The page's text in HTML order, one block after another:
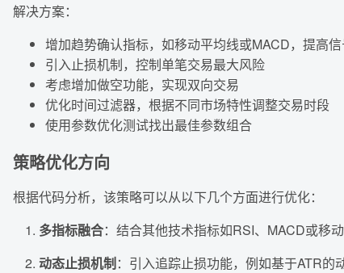
解决方案：
增加趋势确认指标，如移动平均线或MACD，提高
引入止损机制，控制单笔交易最大风险
考虑增加做空功能，实现双向交易
优化时间过滤器，根据不同市场特性调整交易时段
使用参数优化测试找出最佳参数组合
策略优化方向
根据代码分析，该策略可以从以下几个方面进行优化：
多指标融合：结合其他技术指标如RSI、MACD或移
动态止损机制：引入追踪止损功能，例如基于ATR的